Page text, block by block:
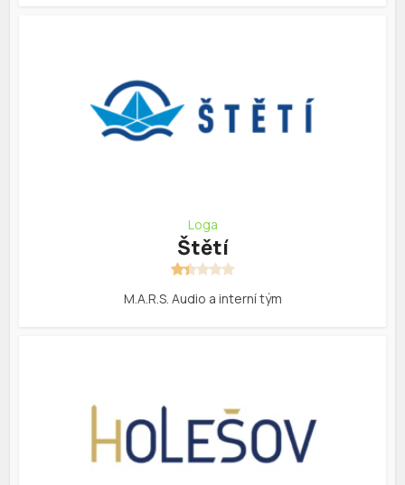
Loga
Štětí
M.A.R.S. Audio a interní tým